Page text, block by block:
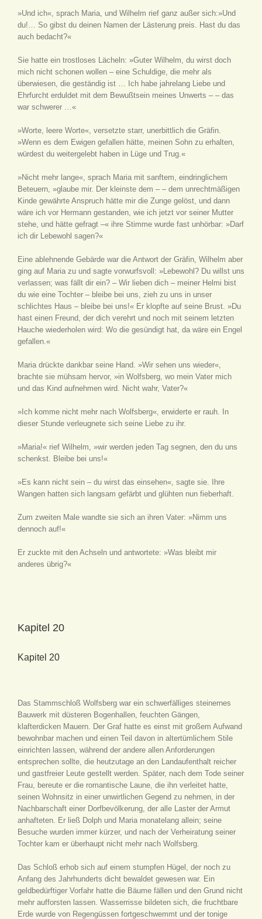
»Und ich«, sprach Maria, und Wilhelm rief ganz außer sich:»Und
du!… So gibst du deinen Namen der Lästerung preis. Hast du das
auch bedacht?«
Sie hatte ein trostloses Lächeln: »Guter Wilhelm, du wirst doch
mich nicht schonen wollen – eine Schuldige, die mehr als
überwiesen, die geständig ist … Ich habe jahrelang Liebe und
Ehrfurcht erduldet mit dem Bewußtsein meines Unwerts – – das
war schwerer …«
»Worte, leere Worte«, versetzte starr, unerbittlich die Gräfin.
»Wenn es dem Ewigen gefallen hätte, meinen Sohn zu erhalten,
würdest du weitergelebt haben in Lüge und Trug.«
»Nicht mehr lange«, sprach Maria mit sanftem, eindringlichem
Beteuern, »glaube mir. Der kleinste dem – – dem unrechtmäßigen
Kinde gewährte Anspruch hätte mir die Zunge gelöst, und dann
wäre ich vor Hermann gestanden, wie ich jetzt vor seiner Mutter
stehe, und hätte gefragt –« ihre Stimme wurde fast unhörbar: »Darf
ich dir Lebewohl sagen?«
Eine ablehnende Gebärde war die Antwort der Gräfin, Wilhelm aber
ging auf Maria zu und sagte vorwurfsvoll: »Lebewohl? Du willst uns
verlassen; was fällt dir ein? – Wir lieben dich – meiner Helmi bist
du wie eine Tochter – bleibe bei uns, zieh zu uns in unser
schlichtes Haus – bleibe bei uns!« Er klopfte auf seine Brust. »Du
hast einen Freund, der dich verehrt und noch mit seinem letzten
Hauche wiederholen wird: Wo die gesündigt hat, da wäre ein Engel
gefallen.«
Maria drückte dankbar seine Hand. »Wir sehen uns wieder«,
brachte sie mühsam hervor, »in Wolfsberg, wo mein Vater mich
und das Kind aufnehmen wird. Nicht wahr, Vater?«
»Ich komme nicht mehr nach Wolfsberg«, erwiderte er rauh. In
dieser Stunde verleugnete sich seine Liebe zu ihr.
»Maria!« rief Wilhelm, »wir werden jeden Tag segnen, den du uns
schenkst. Bleibe bei uns!«
»Es kann nicht sein – du wirst das einsehen«, sagte sie. Ihre
Wangen hatten sich langsam gefärbt und glühten nun fieberhaft.
Zum zweiten Male wandte sie sich an ihren Vater: »Nimm uns
dennoch auf!«
Er zuckte mit den Achseln und antwortete: »Was bleibt mir
anderes übrig?«
Kapitel 20
Kapitel 20
Das Stammschloß Wolfsberg war ein schwerfälliges steinernes
Bauwerk mit düsteren Bogenhallen, feuchten Gängen,
klafterdicken Mauern. Der Graf hatte es einst mit großem Aufwand
bewohnbar machen und einen Teil davon in altertümlichem Stile
einrichten lassen, während der andere allen Anforderungen
entsprechen sollte, die heutzutage an den Landaufenthalt reicher
und gastfreier Leute gestellt werden. Später, nach dem Tode seiner
Frau, bereute er die romantische Laune, die ihn verleitet hatte,
seinen Wohnsitz in einer unwirtlichen Gegend zu nehmen, in der
Nachbarschaft einer Dorfbevölkerung, der alle Laster der Armut
anhafteten. Er ließ Dolph und Maria monatelang allein; seine
Besuche wurden immer kürzer, und nach der Verheiratung seiner
Tochter kam er überhaupt nicht mehr nach Wolfsberg.
Das Schloß erhob sich auf einem stumpfen Hügel, der noch zu
Anfang des Jahrhunderts dicht bewaldet gewesen war. Ein
geldbedürftiger Vorfahr hatte die Bäume fällen und den Grund nicht
mehr aufforsten lassen. Wasserrisse bildeten sich, die fruchtbare
Erde wurde von Regengüssen fortgeschwemmt und der tonige